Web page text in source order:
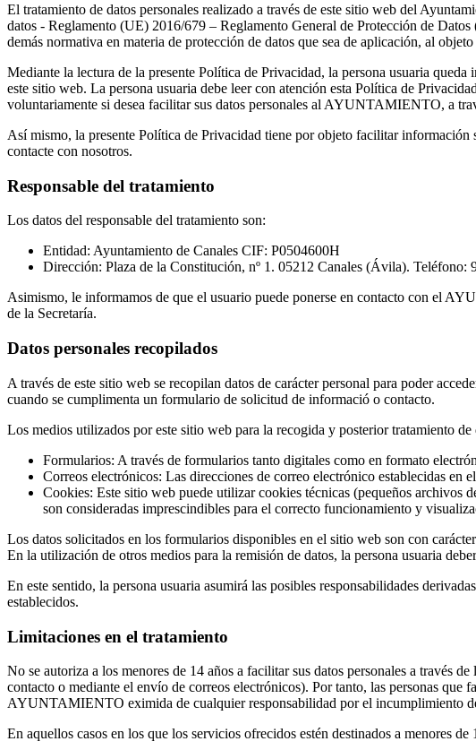
El tratamiento de datos personales realizado a través de este sitio web del
datos - Reglamento (UE) 2016/679 – Reglamento General de Protección de
demás normativa en materia de protección de datos que sea de aplicación, al
Mediante la lectura de la presente Política de Privacidad, la persona usuaria
este sitio web. La persona usuaria debe leer con atención esta Política de
voluntariamente si desea facilitar sus datos personales al AYUNTAMIENTO, a
Así mismo, la presente Política de Privacidad tiene por objeto facilitar
contacte con nosotros.
Responsable del tratamiento
Los datos del responsable del tratamiento son:
Entidad: Ayuntamiento de Canales CIF: P0504600H
Dirección: Plaza de la Constitución, nº 1. 05212 Canales (Ávila). Teléfono:
Asimismo, le informamos de que el usuario puede ponerse en contacto con el
de la Secretaría.
Datos personales recopilados
A través de este sitio web se recopilan datos de carácter personal para poder
cuando se cumplimenta un formulario de solicitud de informació o contacto.
Los medios utilizados por este sitio web para la recogida y posterior tratamiento de
Formularios: A través de formularios tanto digitales como en formato
Correos electrónicos: Las direcciones de correo electrónico establecidas en
Cookies: Este sitio web puede utilizar cookies técnicas (pequeños archivos
son consideradas imprescindibles para el correcto funcionamiento y
Los datos solicitados en los formularios disponibles en el sitio web son con
En la utilización de otros medios para la remisión de datos, la persona usuaria
En este sentido, la persona usuaria asumirá las posibles responsabilidades
establecidos.
Limitaciones en el tratamiento
No se autoriza a los menores de 14 años a facilitar sus datos personales a través
contacto o mediante el envío de correos electrónicos). Por tanto, las personas
AYUNTAMIENTO eximida de cualquier responsabilidad por el incumplimiento
En aquellos casos en los que los servicios ofrecidos estén destinados a menores